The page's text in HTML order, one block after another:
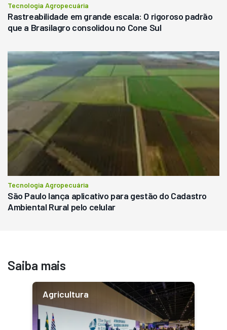
Tecnologia Agropecuária
Rastreabilidade em grande escala: O rigoroso padrão
que a Brasilagro consolidou no Cone Sul
Tecnologia Agropecuária
São Paulo lança aplicativo para gestão do Cadastro
Ambiental Rural pelo celular
Saiba mais
Agricultura